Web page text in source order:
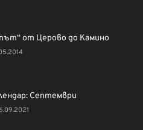
от Церово до Камино
Септември